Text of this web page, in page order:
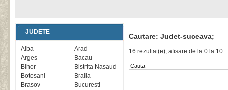
JUDETE
Alba
Arad
Arges
Bacau
Bihor
Bistrita Nasaud
Botosani
Braila
Brasov
Bucuresti
Cautare: Judet-suceava;
16 rezultat(e); afisare de la 0 la 10